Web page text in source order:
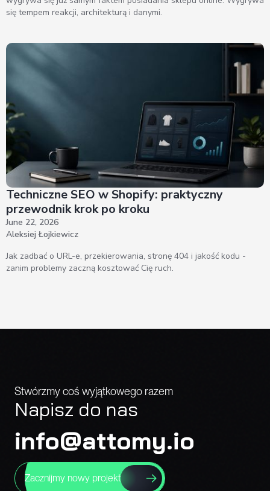
się tempem reakcji, architekturą i danymi.
Techniczne SEO w Shopify: praktyczny
przewodnik krok po kroku
June 22, 2026
Aleksiej Łojkiewicz
Jak zadbać o URL-e, przekierowania, stronę 404 i jakość kodu -
zanim problemy zaczną kosztować Cię ruch.
Stwórzmy coś wyjątkowego razem
Napisz do nas
info@attomy.io
Zacznijmy nowy projekt